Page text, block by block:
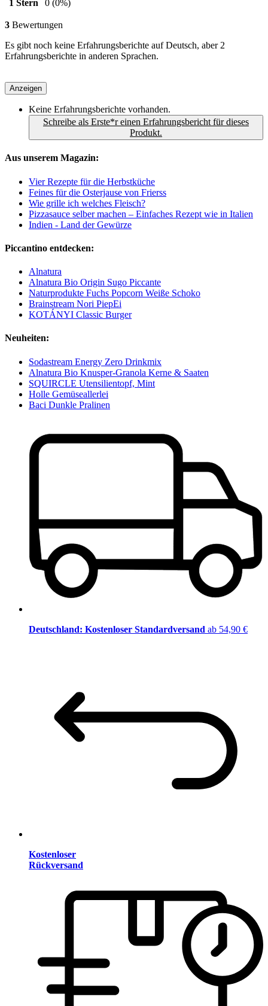
1 Stern
0 (0%)
3 Bewertungen
Es gibt noch keine Erfahrungsberichte auf Deutsch, aber 2
Erfahrungsberichte in anderen Sprachen.
Anzeigen
Keine Erfahrungsberichte vorhanden.
Schreibe als Erste*r einen Erfahrungsbericht für dieses
Produkt.
Aus unserem Magazin:
Vier Rezepte für die Herbstküche
Feines für die Osterjause von Frierss
Wie grille ich welches Fleisch?
Pizzasauce selber machen – Einfaches Rezept wie in Italien
Indien - Land der Gewürze
Piccantino entdecken:
Alnatura
Alnatura Bio Origin Sugo Piccante
Naturprodukte Fuchs Popcorn Weiße Schoko
Brainstream Nori PiepEi
KOTÁNYI Classic Burger
Neuheiten:
Sodastream Energy Zero Drinkmix
Alnatura Bio Knusper-Granola Kerne & Saaten
SQUIRCLE Utensilientopf, Mint
Holle Gemüseallerlei
Baci Dunkle Pralinen
Deutschland: Kostenloser Standardversand ab 54,90 €
Kostenloser
Rückversand